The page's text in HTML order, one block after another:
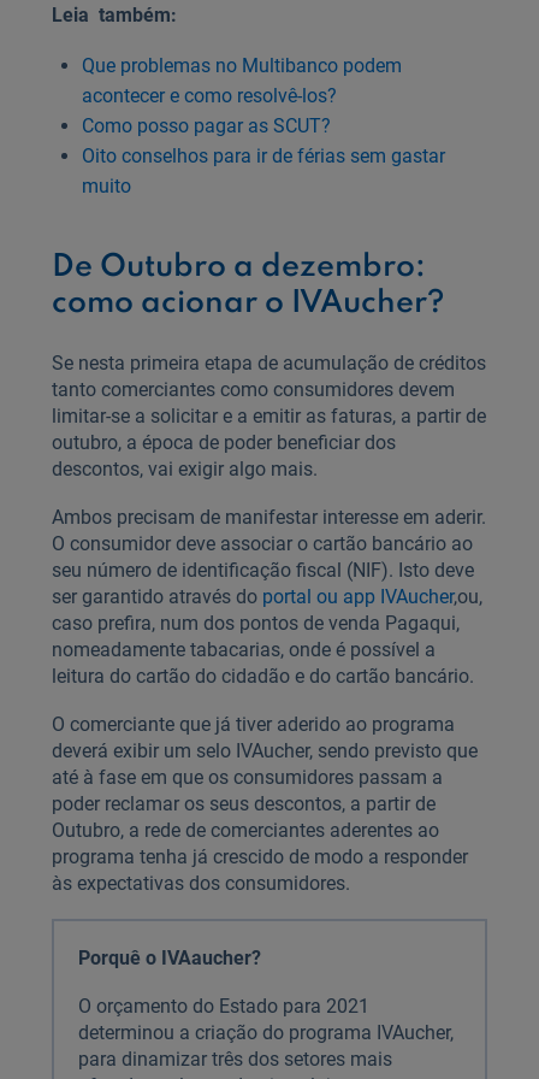
Leia também:
Que problemas no Multibanco podem
acontecer e como resolvê-los?
Como posso pagar as SCUT?
Oito conselhos para ir de férias sem gastar
muito
De Outubro a dezembro:
como acionar o IVAucher?
Se nesta primeira etapa de acumulação de créditos
tanto comerciantes como consumidores devem
limitar-se a solicitar e a emitir as faturas, a partir de
outubro, a época de poder beneficiar dos
descontos, vai exigir algo mais.
Ambos precisam de manifestar interesse em aderir.
O consumidor deve associar o cartão bancário ao
seu número de identificação fiscal (NIF). Isto deve
ser garantido através do portal ou app IVAucher,ou,
caso prefira, num dos pontos de venda Pagaqui,
nomeadamente tabacarias, onde é possível a
leitura do cartão do cidadão e do cartão bancário.
O comerciante que já tiver aderido ao programa
deverá exibir um selo IVAucher, sendo previsto que
até à fase em que os consumidores passam a
poder reclamar os seus descontos, a partir de
Outubro, a rede de comerciantes aderentes ao
programa tenha já crescido de modo a responder
às expectativas dos consumidores.
Porquê o IVAaucher?
O orçamento do Estado para 2021
determinou a criação do programa IVAucher,
para dinamizar três dos setores mais